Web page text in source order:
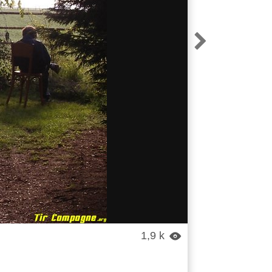

1,9 k 